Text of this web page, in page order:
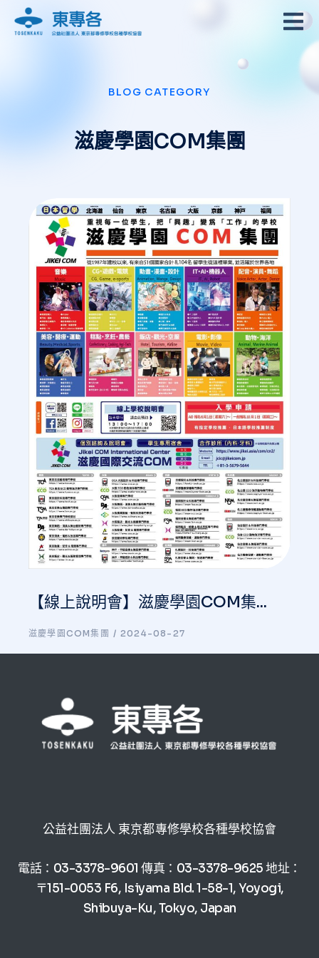
BLOG CATEGORY
滋慶學園COM集團
【線上說明會】滋慶學園COM集...
滋慶學園COM集團 2024-08-27
公益社團法人 東京都專修學校各種學校協會
電話：03-3378-9601 傳真：03-3378-9625 地址：
〒151-0053 F6, Isiyama Bld. 1-58-1, Yoyogi,
Shibuya-Ku, Tokyo, Japan